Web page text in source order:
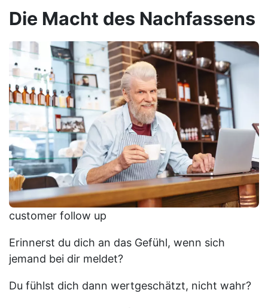
Die Macht des Nachfassens
customer follow up
Erinnerst du dich an das Gefühl, wenn sich
jemand bei dir meldet?
Du fühlst dich dann wertgeschätzt, nicht wahr?